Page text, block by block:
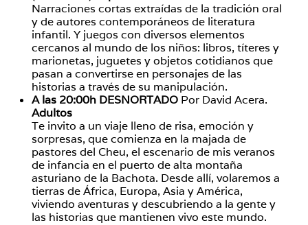
Narraciones cortas extraídas de la tradición oral
y de autores contemporáneos de literatura
infantil. Y juegos con diversos elementos
cercanos al mundo de los niños: libros, títeres y
marionetas, juguetes y objetos cotidianos que
pasan a convertirse en personajes de las
historias a través de su manipulación.
A las 20:00h DESNORTADO Por David Acera.
Adultos
Te invito a un viaje lleno de risa, emoción y
sorpresas, que comienza en la majada de
pastores del Cheu, el escenario de mis veranos
de infancia en el puerto de alta montaña
asturiano de la Bachota. Desde allí, volaremos a
tierras de África, Europa, Asia y América,
viviendo aventuras y descubriendo a la gente y
las historias que mantienen vivo este mundo.